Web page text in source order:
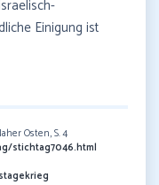
Einigung ist
Osten, S. 4
stichtag7046.html